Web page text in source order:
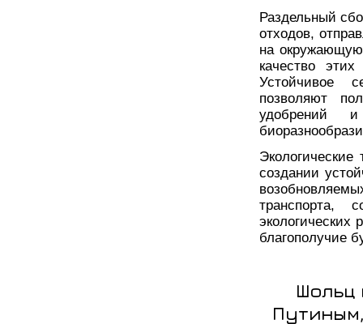
Раздельный
отходов,
на
качество
Устойчивое
позволяют
удобрений
создании
транспорта,
экологических
благополучие
Шольц